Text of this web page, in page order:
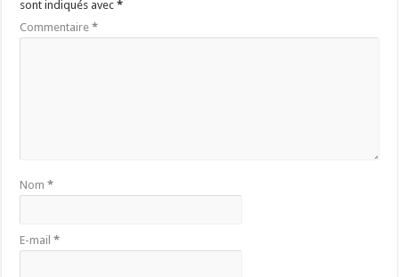
sont indiqués avec*
Commentaire*
Nom*
E-mail*